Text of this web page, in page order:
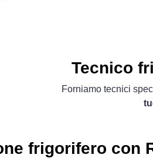
Tecnico
Forniamo tecnici
frigorifero con